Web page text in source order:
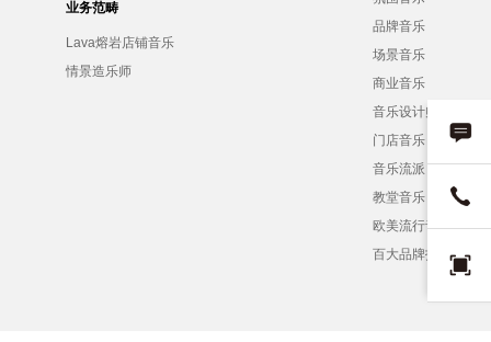
业务范畴
Lava熔岩店铺音乐
情景造乐师
品牌音乐
场景音乐
商业音乐
音乐设计师
门店音乐
音乐流派
教堂音乐
欧美流行音乐
百大品牌招募